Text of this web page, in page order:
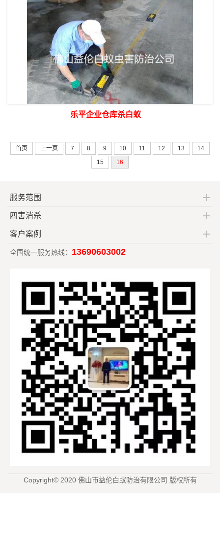
乐平企业仓库杀白蚁
首页 上一页 7 8 9 10 11 12 13
14
15
16
服务范围
四害消杀
客户案例
全国统一服务热线： 13690603002
Copyright© 2020 佛山市益伦白蚁防治有限公司 版权所有